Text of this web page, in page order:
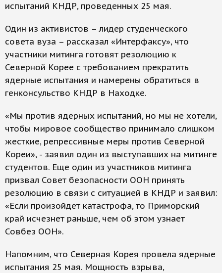
испытаний КНДР, проведенных 25 мая.
Один из активистов – лидер студенческого
совета вуза – рассказал «Интерфаксу», что
участники митинга готовят резолюцию к
Северной Корее с требованием прекратить
ядерные испытания и намерены обратиться в
генконсульство КНДР в Находке.
«Мы против ядерных испытаний, но мы не хотели,
чтобы мировое сообщество принимало слишком
жесткие, репрессивные меры против Северной
Кореи», - заявил один из выступавших на митинге
студентов. Еще один из участников митинга
призвал Совет безопасности ООН принять
резолюцию в связи с ситуацией в КНДР и заявил:
«Если произойдет катастрофа, то Приморский
край исчезнет раньше, чем об этом узнает
Совбез ООН».
Напомним, что Северная Корея провела ядерные
испытания 25 мая. Мощность взрыва,